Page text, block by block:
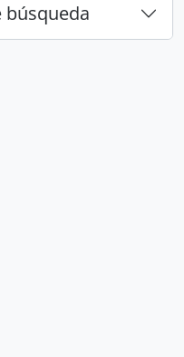
búsqueda